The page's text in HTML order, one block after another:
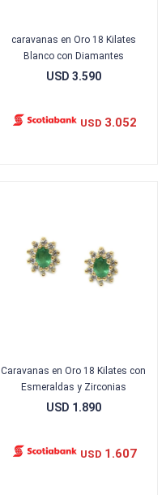
caravanas en Oro 18 Kilates
Blanco con Diamantes
USD 3.590
USD 3.052
Caravanas en Oro 18 Kilates con
Esmeraldas y Zirconias
USD 1.890
USD 1.607